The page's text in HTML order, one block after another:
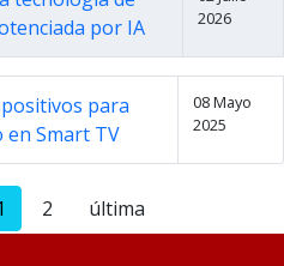
por IA
2026
para
Smart TV
08 Mayo
2025
2 última